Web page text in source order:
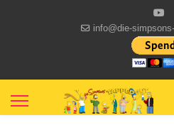
info@die-